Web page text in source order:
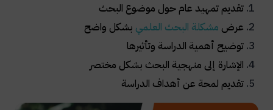
تقديم تمهيد عام حول موضوع البحث
عرض مشكلة البحث العلمي بشكل واضح
توضيح أهمية الدراسة وتأثيرها
الإشارة إلى منهجية البحث بشكل مختصر
تقديم لمحة عن أهداف الدراسة